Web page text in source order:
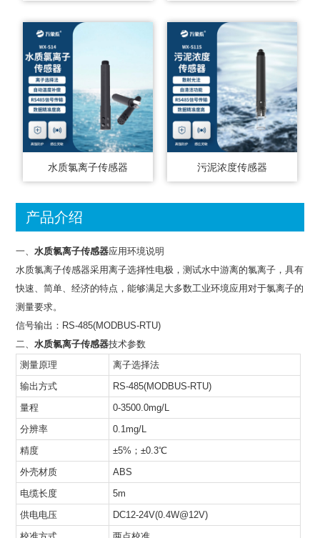
水质氯离子传感器 污泥浓度传感器
产品介绍
一、 水质氯离子传感器应用环境说明
水质氯离子传感器采用离子选择性电极，测试水中游离的氯离子，具有
快速、简单、经济的特点，能够满足大多数工业环境应用对于氯离子的
测量要求。
信号输出：RS-485(MODBUS-RTU)
二、 水质氯离子传感器技术参数
测量原理
离子选择法
输出方式
RS-485(MODBUS-RTU)
量程
0-3500.0mg/L
分辨率
0.1mg/L
精度
±5%；±0.3℃
外壳材质
ABS
电缆长度
5m
供电电压
DC12-24V(0.4W@12V)